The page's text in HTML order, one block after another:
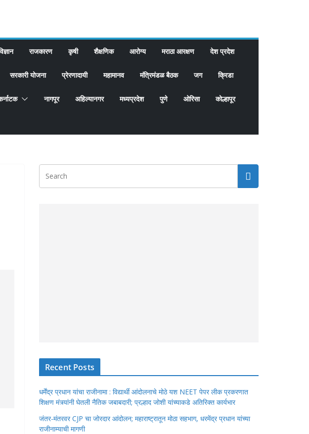
राजकारण कृषी शैक्षणिक आरोग्य मराठा आरक्षण देश प्रदेश
सरकारी योजना प्रेरणादायी महामानव मंत्रिमंडळ बैठक जग क्रिडा
नागपूर अहिल्यानगर मध्यप्रदेश पुणे ओरिसा कोल्हापूर
Recent Posts
धर्मेंद्र प्रधान यांचा राजीनामा : विद्यार्थी आंदोलनाचे मोठे यश NEET पेपर लीक प्रकरणात
शिक्षण मंत्र्यांनी घेतली नैतिक जबाबदारी; प्रल्हाद जोशी यांच्याकडे अतिरिक्त कार्यभार
जंतर-मंतरवर CJP चा जोरदार आंदोलन; महाराष्ट्रातून मोठा सहभाग, धरमेंद्र प्रधान यांच्या
राजीनाम्याची मागणी